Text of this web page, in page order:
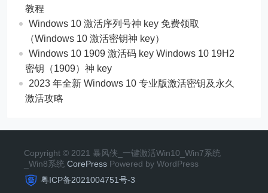
教程
Windows 10 激活序列号神 key 免费领取
（Windows 10 激活密钥神 key）
Windows 10 1909 激活码 key Windows 10 19H2
密钥（1909）神 key
2023 年全新 Windows 10 专业版激活密钥及永久
激活攻略
Copyright © 2021 暴风侠_一键激活Win10_Win7系统
_Win8系统 CorePress Powered by WordPress
粤ICP备2021004751号-3